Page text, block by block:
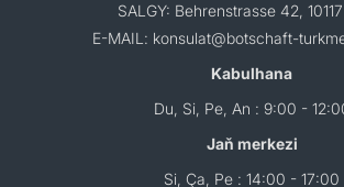
SALGY: Behrenstrasse 42,
E-MAIL: konsulat@botschaft-
Kabulhana
Du, Si, Pe, An : 9:00 -
Jaň merkezi
Si, Ça, Pe : 14:00 - 17:00